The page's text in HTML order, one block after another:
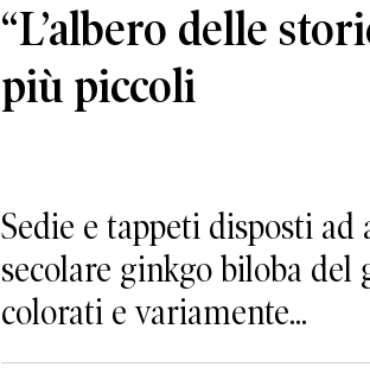
“L’albero delle
più piccoli
Sedie e tappeti disposti ad
secolare ginkgo biloba del
colorati e variamente...